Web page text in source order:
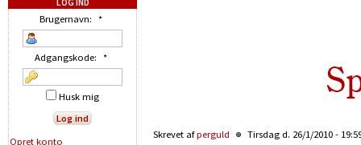
Skrevet afperguld Tirsdag d. 26/1/2010 -
LOG IND
Brugernavn: *
Adgangskode: *
Husk mig
Opret konto